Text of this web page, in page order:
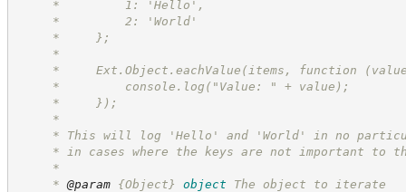
*         1: 'Hello',
*         2: 'World'
*     };
*
*     Ext.Object.eachValue(items, function
*         console.log("Value: " + value);
*     });
*
* This will log 'Hello' and 'World' in no
* in cases where the keys are not important to
*
* @param {Object} object
The object to iterate